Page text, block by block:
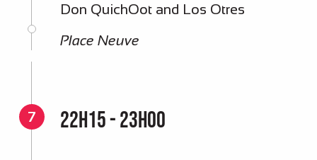
Don QuichOot and Los Otres
Place Neuve
7 22h15 - 23h00